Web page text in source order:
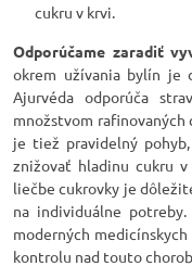
cukru v krvi.
Odporúčame zaradiť
okrem užívania bylín je
Ajurvéda odporúča
množstvom rafinovaných
je tiež pravidelný
znižovať hladinu cukru
liečbe cukrovky je
na individuálne
moderných
kontrolu nad touto